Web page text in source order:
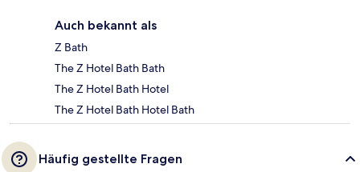
Auch bekannt als
Z Bath
The Z Hotel Bath Bath
The Z Hotel Bath Hotel
The Z Hotel Bath Hotel Bath
Häufig gestellte Fragen